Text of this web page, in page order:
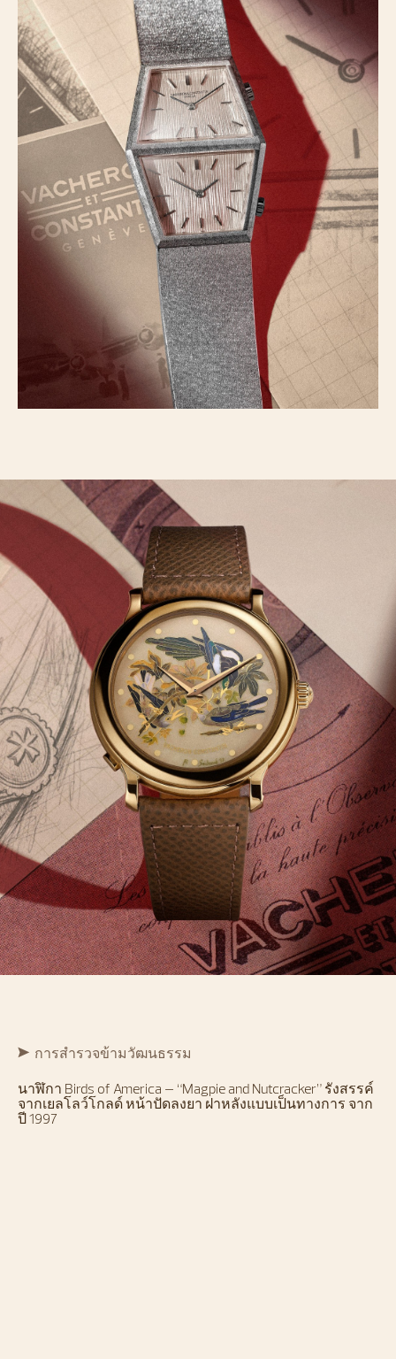
การสำรวจข้ามวัฒนธรรม
นาฬิกา Birds of America – “Magpie and Nutcracker” รังสรรค์
จากเยลโลว์โกลด์ หน้าปัดลงยา ฝาหลังแบบเป็นทางการ จาก
ปี 1997